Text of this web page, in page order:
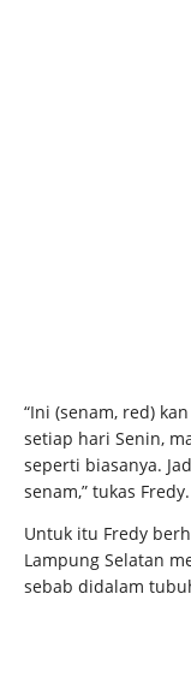
“Ini (senam, red)
setiap hari Senin,
seperti biasanya.
senam,” tukas Fredy.
Untuk itu Fredy
Lampung Selatan
sebab didalam